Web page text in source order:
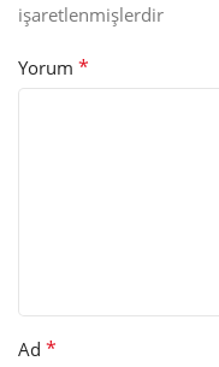
işaretlenmişlerdir
Yorum *
Ad *